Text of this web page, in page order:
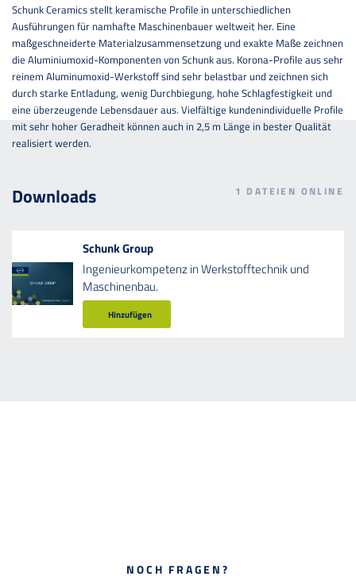
Schunk Ceramics stellt keramische Profile in unterschiedlichen
Ausführungen für namhafte Maschinenbauer weltweit her. Eine
maßgeschneiderte Materialzusammensetzung und exakte Maße zeichnen
die Aluminiumoxid-Komponenten von Schunk aus. Korona-Profile aus sehr
reinem Aluminumoxid-Werkstoff sind sehr belastbar und zeichnen sich
durch starke Entladung, wenig Durchbiegung, hohe Schlagfestigkeit und
eine überzeugende Lebensdauer aus. Vielfältige kundenindividuelle Profile
mit sehr hoher Geradheit können auch in 2,5 m Länge in bester Qualität
realisiert werden.
Schunk Group
Ingenieurkompetenz in Werkstofftechnik und
Maschinenbau.
Hinzufügen
Downloads 1 DATEIEN ONLINE
NOCH FRAGEN?